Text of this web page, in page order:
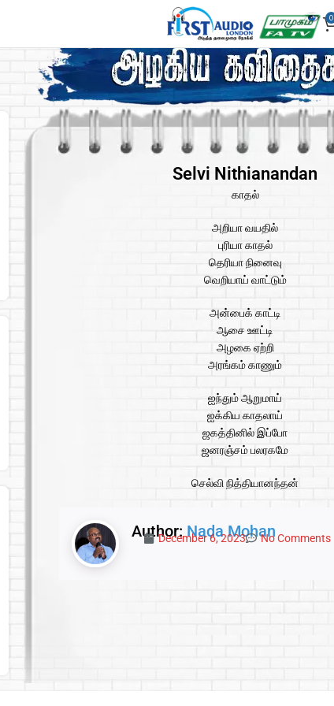
0
Selvi Nithianandan
காதல்
அறியா வயதில்
புரியா காதல்
தெரியா நினைவு
வெறியாய் வாட்டும்
அன்பைக் காட்டி
ஆசை ஊட்டி
அழகை ஏற்றி
அரங்கம் காணும்
ஐந்தும் ஆறுமாய்
ஐக்கிய காதலாய்
ஜகத்தினில் இப்போ
ஜனரஞ்சம் பலரகமே
செல்வி நித்தியானந்தன்
Author:Nada Mohan
December 6, 2023 No Comments